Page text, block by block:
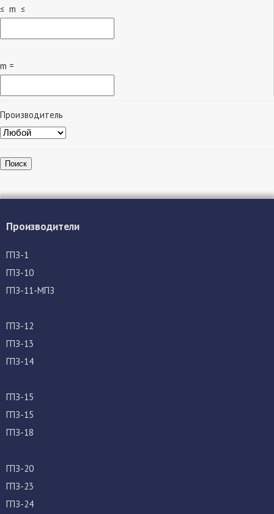
≤ m ≤
m =
Производитель
Поиск
Производители
ГПЗ-1
ГПЗ-10
ГПЗ-11-МПЗ
ГПЗ-12
ГПЗ-13
ГПЗ-14
ГПЗ-15
ГПЗ-15
ГПЗ-18
ГПЗ-20
ГПЗ-23
ГПЗ-24